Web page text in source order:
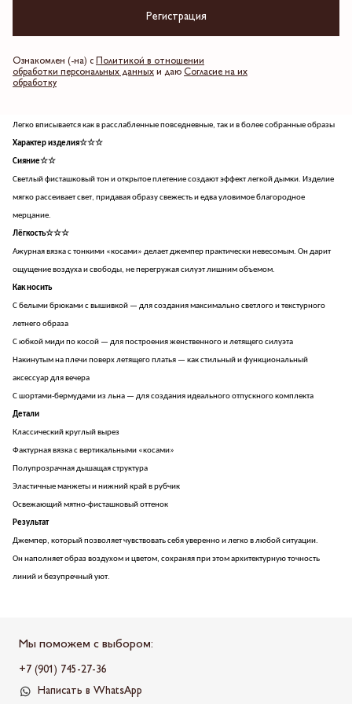
Регистрация
Ознакомлен (-на) с
Политикой в отношении
обработки персональных данных и даю Согласие на их
обработку
трикотажа встречается с изящной визуальной хрупкостью.
Почему он вам нужен
Освежает цвет лица благодаря мягкому пастельному оттенку
Позволяет играть с многослойностью благодаря полупрозрачной структуре вязки
Легко вписывается как в расслабленные повседневные, так и в более собранные образы
Характер изделия☆☆☆
Сияние☆☆
Светлый фисташковый тон и открытое плетение создают эффект легкой дымки. Изделие
мягко рассеивает свет, придавая образу свежесть и едва уловимое благородное
мерцание.
Лёгкость☆☆☆
Ажурная вязка с тонкими «косами» делает джемпер практически невесомым. Он дарит
ощущение воздуха и свободы, не перегружая силуэт лишним объемом.
Как носить
С белыми брюками с вышивкой — для создания максимально светлого и текстурного
летнего образа
С юбкой миди по косой — для построения женственного и летящего силуэта
Накинутым на плечи поверх летящего платья — как стильный и функциональный
аксессуар для вечера
С шортами-бермудами из льна — для создания идеального отпускного комплекта
Детали
Классический круглый вырез
Фактурная вязка с вертикальными «косами»
Полупрозрачная дышащая структура
Эластичные манжеты и нижний край в рубчик
Освежающий мятно-фисташковый оттенок
Результат
Джемпер, который позволяет чувствовать себя уверенно и легко в любой ситуации.
Он наполняет образ воздухом и цветом, сохраняя при этом архитектурную точность
линий и безупречный уют.
Мы поможем с выбором:
+7 (901) 745-27-36
Написать в WhatsApp